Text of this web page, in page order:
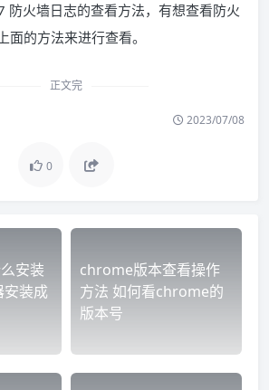
防火墙日志的查看方法，有想查看防火
面的方法来进行查看。
正文完
2023/07/08
0
安装
安装成
chrome版本查看操作
方法 如何看chrome的
版本号